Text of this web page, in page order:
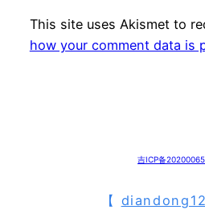
This site uses Akismet to
how your comment data is
吉ICP备
【